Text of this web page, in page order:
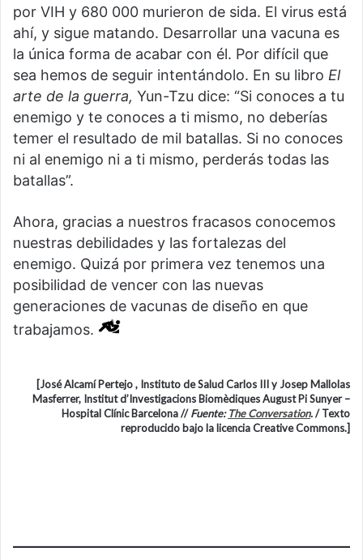
por VIH y 680 000 murieron de sida. El virus está
ahí, y sigue matando. Desarrollar una vacuna es
la única forma de acabar con él. Por difícil que
sea hemos de seguir intentándolo. En su libro El
arte de la guerra, Yun-Tzu dice: “Si conoces a tu
enemigo y te conoces a ti mismo, no deberías
temer el resultado de mil batallas. Si no conoces
ni al enemigo ni a ti mismo, perderás todas las
batallas”.
Ahora, gracias a nuestros fracasos conocemos
nuestras debilidades y las fortalezas del
enemigo. Quizá por primera vez tenemos una
posibilidad de vencer con las nuevas
generaciones de vacunas de diseño en que
trabajamos.
[José Alcamí Pertejo , Instituto de Salud Carlos III y Josep Mallolas
Masferrer, Institut d’Investigacions Biomèdiques August Pi Sunyer –
Hospital Clínic Barcelona //Fuente:The Conversation./ Texto
reproducido bajo la licencia Creative Commons.]